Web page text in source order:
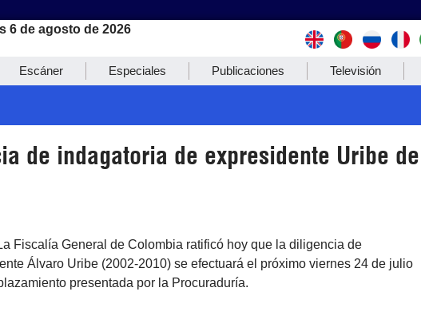
6 de agosto de 2026
Escáner Especiales Publicaciones Televisión
de indagatoria de expresidente Uribe de
Fiscalía General de Colombia ratificó hoy que la diligencia de
Álvaro Uribe (2002-2010) se efectuará el próximo viernes 24 de julio
presentada por la Procuraduría.